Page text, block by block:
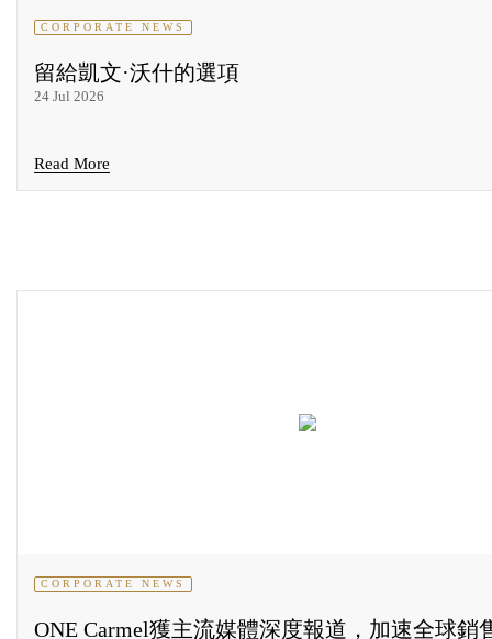
CORPORATE NEWS
留給凱文·沃什的選項
24 Jul 2026
Read More
CORPORATE NEWS
ONE Carmel獲主流媒體深度報道，加速全球銷